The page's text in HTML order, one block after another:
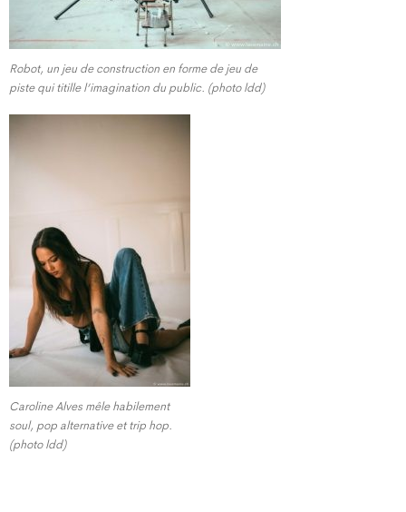
Robot, un jeu de construction en forme de jeu de
piste qui titille l’imagination du public. (photo ldd)
Caroline Alves mêle habilement
soul, pop alternative et trip hop.
(photo ldd)